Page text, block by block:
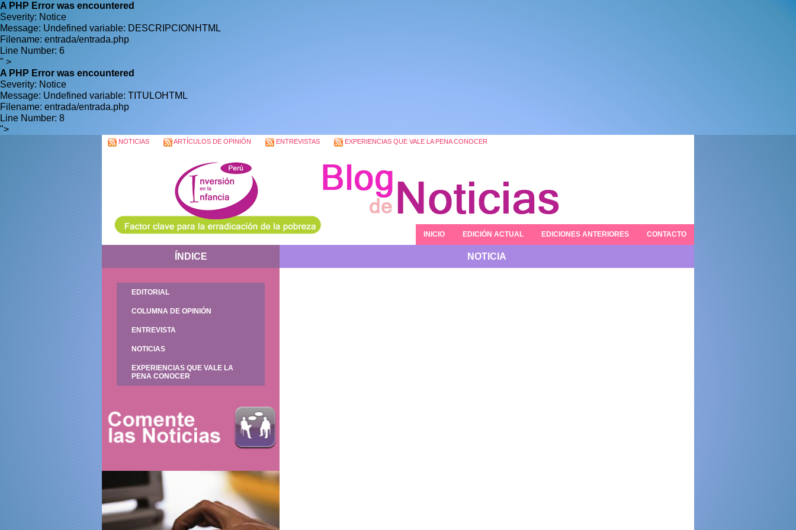
A PHP Error was encountered
Severity: Notice
Message: Undefined variable: DESCRIPCIONHTML
Filename: entrada/entrada.php
Line Number: 6
" >
A PHP Error was encountered
Severity: Notice
Message: Undefined variable: TITULOHTML
Filename: entrada/entrada.php
Line Number: 8
">
NOTICIAS ARTÍCULOS DE OPINIÓN ENTREVISTAS EXPERIENCIAS QUE VALE LA PENA CONOCER
INICIO EDICIÓN ACTUAL EDICIONES ANTERIORES CONTACTO
ÍNDICE
EDITORIAL
COLUMNA DE OPINIÓN
ENTREVISTA
NOTICIAS
EXPERIENCIAS QUE VALE LA
PENA CONOCER
NOTICIA